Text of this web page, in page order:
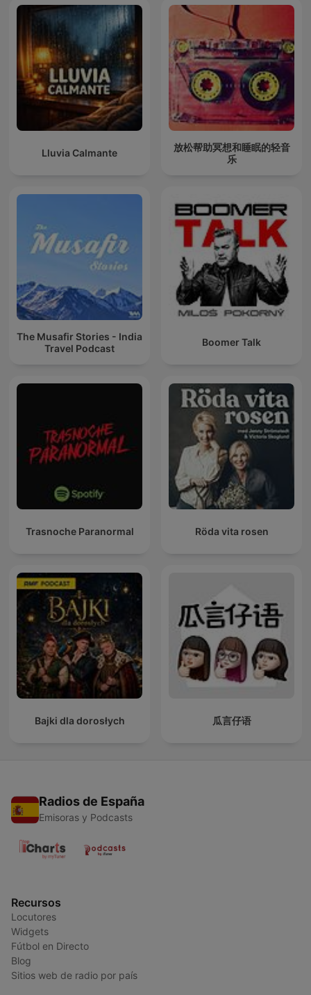
Lluvia Calmante
放松帮助冥想和睡眠的轻音
乐
The Musafir Stories - India
Travel Podcast
Boomer Talk
Trasnoche Paranormal Röda vita rosen
Bajki dla dorosłych 瓜言仔语
Radios de España
Emisoras y Podcasts
Recursos
Locutores
Widgets
Fútbol en Directo
Blog
Sitios web de radio por país